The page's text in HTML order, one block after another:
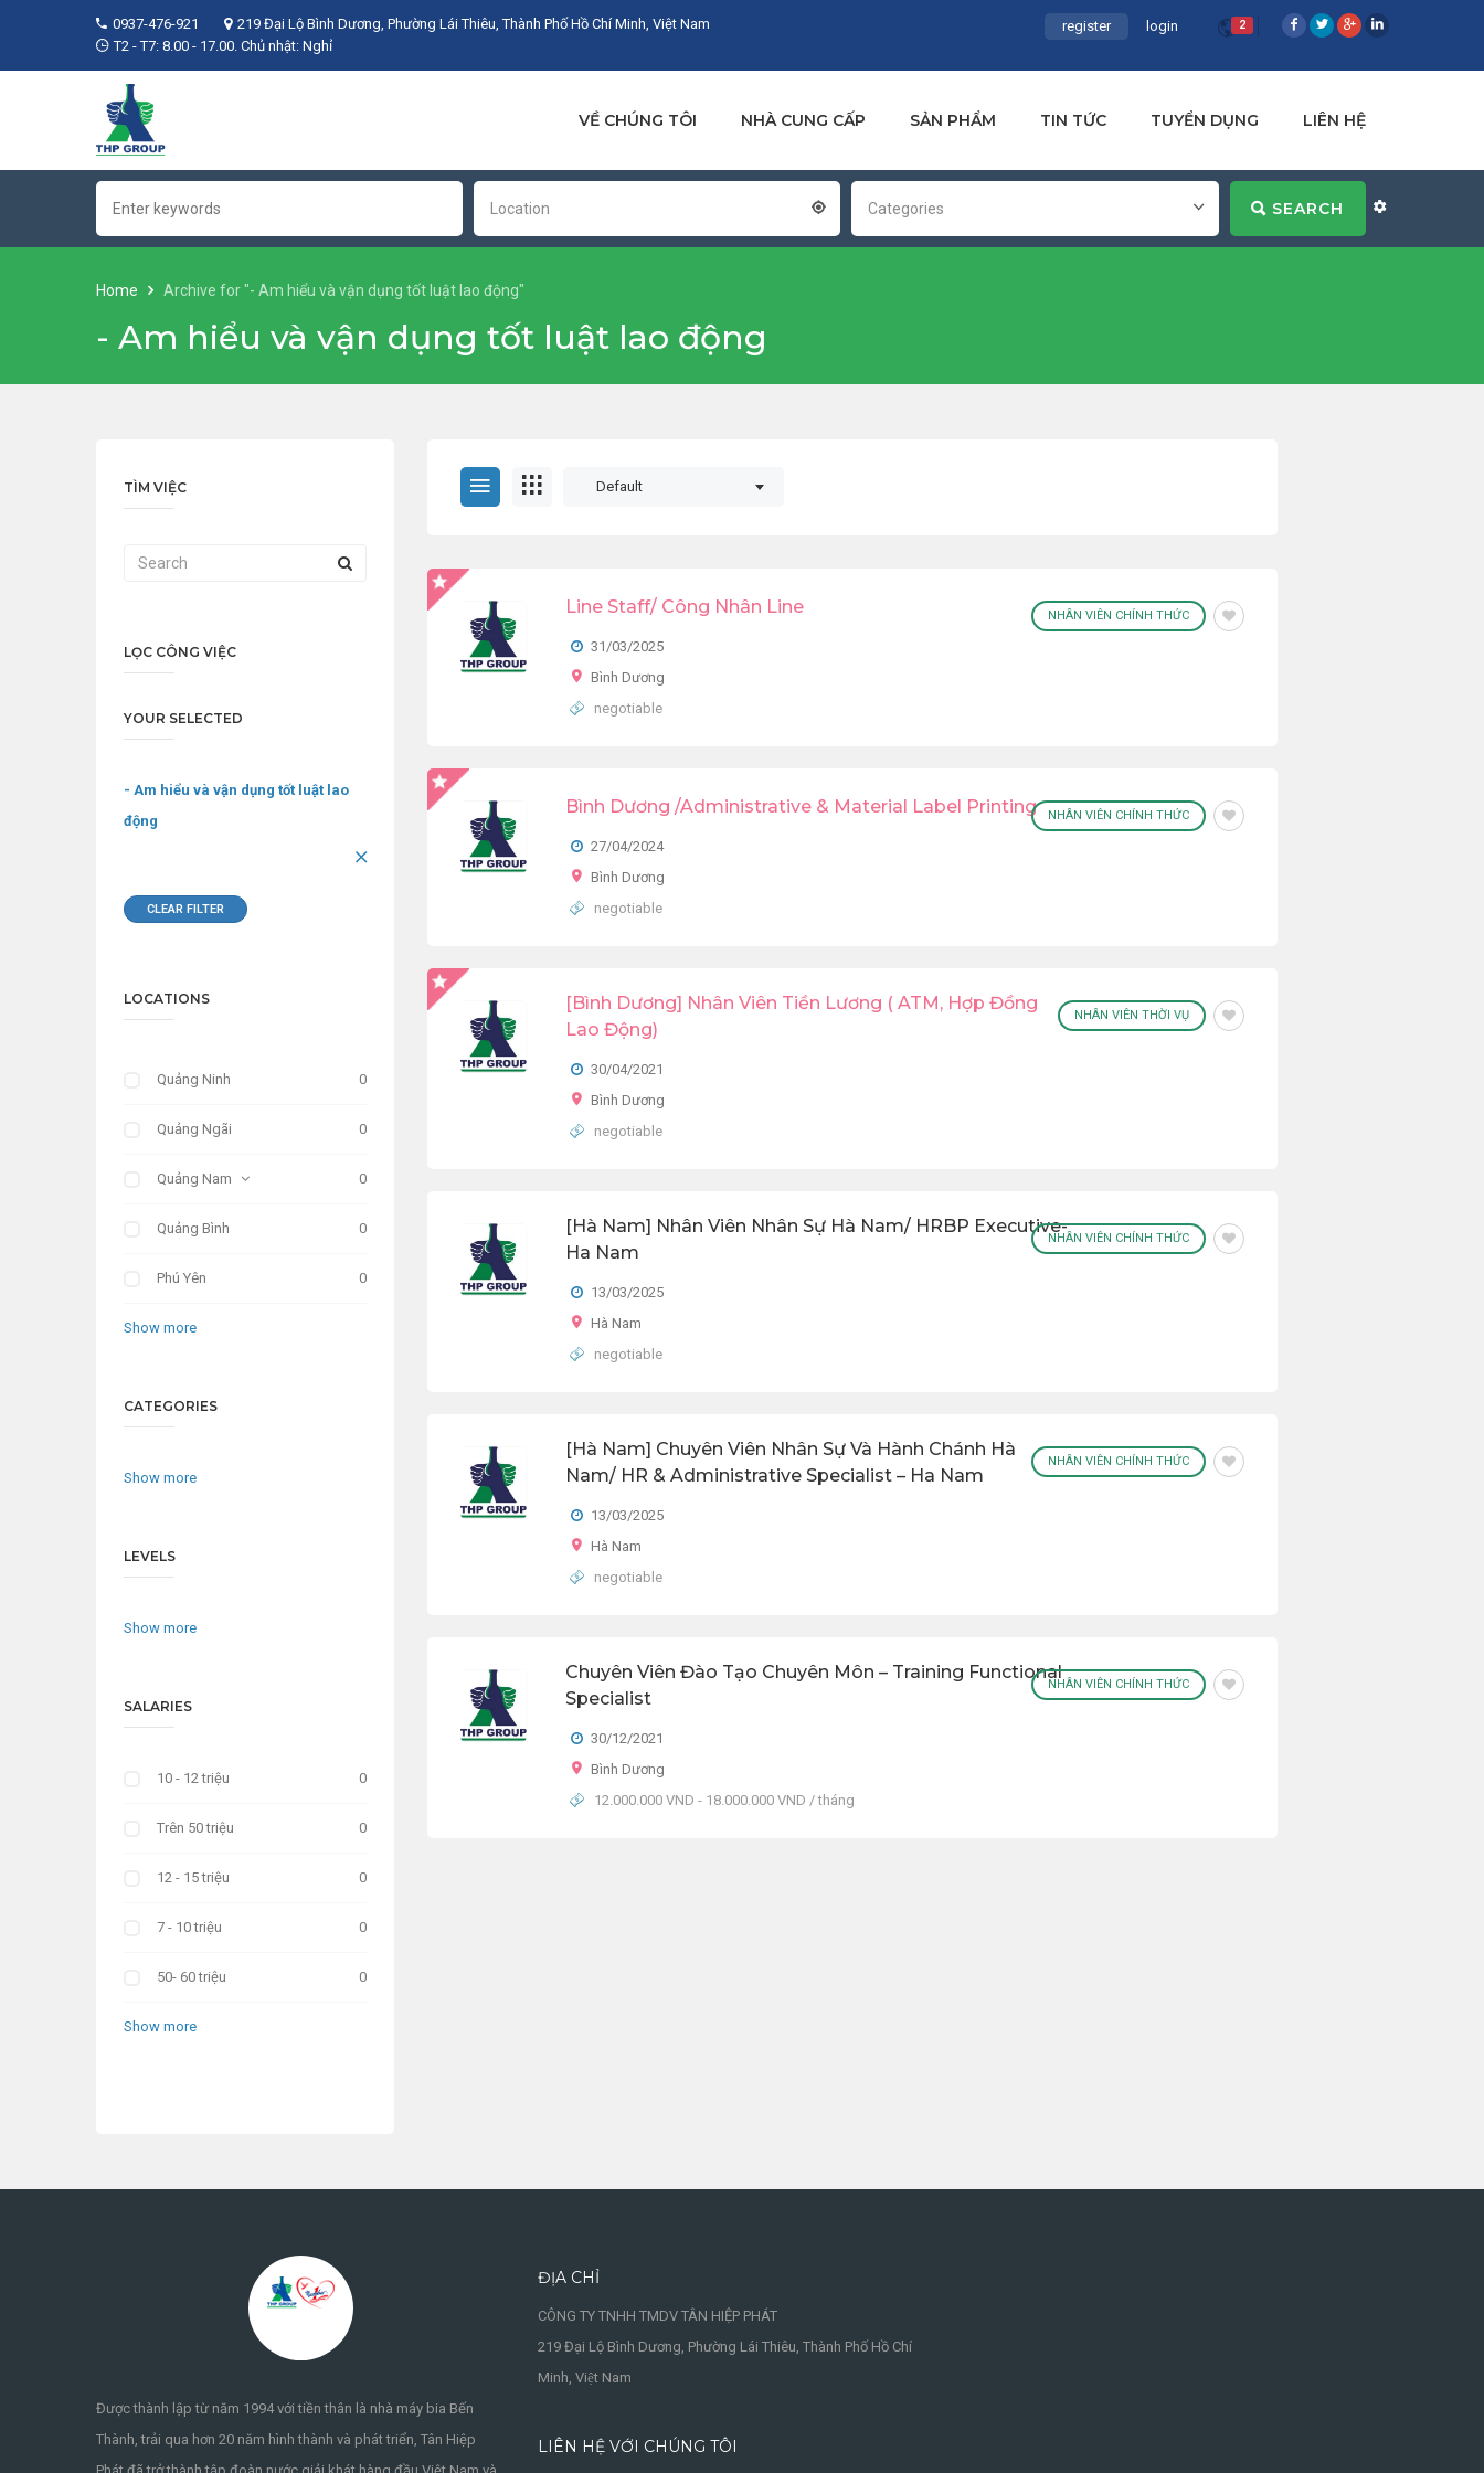
0937-476-921
219 Đại Lộ Bình Dương, Phường Lái Thiêu, Thành Phố Hồ Chí Minh, Việt Nam
T2 - T7: 8.00 - 17.00. Chủ nhật: Nghỉ
2
register login
VỀ CHÚNG TÔI NHÀ CUNG CẤP SẢN PHẨM TIN TỨC TUYỂN DỤNG LIÊN HỆ
Location Categories SEARCH
Home Archive for "- Am hiểu và vận dụng tốt luật lao động"
- Am hiểu và vận dụng tốt luật lao động
TÌM VIỆC
LỌC CÔNG VIỆC
YOUR SELECTED
- Am hiểu và vận dụng tốt luật lao
động
CLEAR FILTER
LOCATIONS
Quảng Ninh 0
Quảng Ngãi 0
Quảng Nam 0
Quảng Bình 0
Phú Yên 0
Show more
CATEGORIES
Show more
LEVELS
Show more
SALARIES
10 - 12 triệu 0
Trên 50 triệu 0
12 - 15 triệu 0
7 - 10 triệu 0
50- 60 triệu 0
Show more
Default
Line Staff/ Công Nhân Line
31/03/2025
Bình Dương
negotiable
NHÂN VIÊN CHÍNH THỨC
Bình Dương /Administrative & Material Label Printing
27/04/2024
Bình Dương
negotiable
NHÂN VIÊN CHÍNH THỨC
[Bình Dương] Nhân Viên Tiền Lương ( ATM, Hợp Đồng
Lao Động)
30/04/2021
Bình Dương
negotiable
NHÂN VIÊN THỜI VỤ
[Hà Nam] Nhân Viên Nhân Sự Hà Nam/ HRBP Executive-
Ha Nam
13/03/2025
Hà Nam
negotiable
NHÂN VIÊN CHÍNH THỨC
[Hà Nam] Chuyên Viên Nhân Sự Và Hành Chánh Hà
Nam/ HR & Administrative Specialist – Ha Nam
13/03/2025
Hà Nam
negotiable
NHÂN VIÊN CHÍNH THỨC
Chuyên Viên Đào Tạo Chuyên Môn – Training Functional
Specialist
30/12/2021
Bình Dương
12.000.000 VND - 18.000.000 VND / tháng
NHÂN VIÊN CHÍNH THỨC
Được thành lập từ năm 1994 với tiền thân là nhà máy bia Bến
Thành, trải qua hơn 20 năm hình thành và phát triển, Tân Hiệp
ĐỊA CHỈ
CÔNG TY TNHH TMDV TÂN HIỆP PHÁT
219 Đại Lộ Bình Dương, Phường Lái Thiêu, Thành Phố Hồ Chí
Minh, Việt Nam
LIÊN HỆ VỚI CHÚNG TÔI